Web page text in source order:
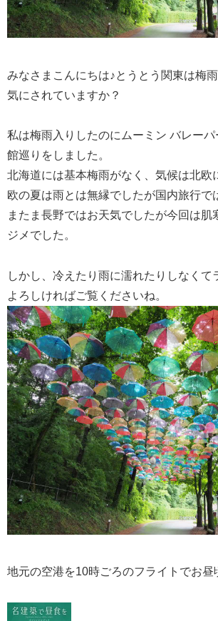
みなさまこんにちは♪とうとう関東は梅
気にされていますか？
私は梅雨入りしたのにムーミン バレー
館巡りをしました。
北海道には基本梅雨がなく、気候は北欧
欧の夏は雨とは無縁でしたが国内旅行
またま長野ではお天気でしたが今回は肌
ジメでした。
しかし、冷えたり雨に濡れたりしなくて
よろしければご覧くださいね。
地元の空港を10時ごろのフライトでお昼